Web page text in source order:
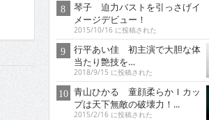
琴子 迫力バストを引っさげイ
メージデビュー！
2015/10/16 に投稿された
行平あい佳 初主演で大胆な体
当たり艶技を…
2018/9/15 に投稿された
青山ひかる 童顔柔らかＩカッ
プは天下無敵の破壊力！...
2015/2/16 に投稿された